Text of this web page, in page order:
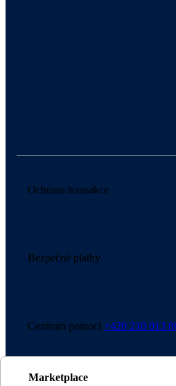
Marketplace
Ochrana transakce
Bezpečné platby
Centrum pomoci +420 210 013